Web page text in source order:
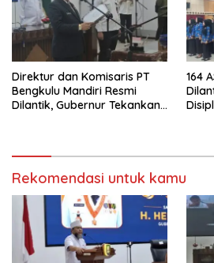
Direktur dan Komisaris PT
Bengkulu Mandiri Resmi
Dilantik, Gubernur Tekankan
164
Rekomendasi untuk kamu